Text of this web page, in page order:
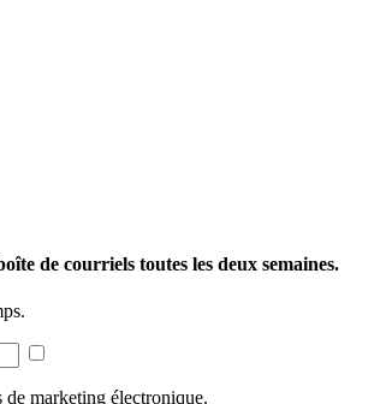
de courriels toutes les deux semaines.
de marketing électronique.